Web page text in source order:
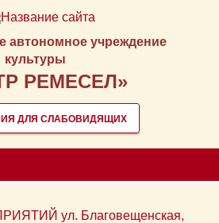
автономное учреждение
культуры
РЕМЕСЕЛ»
ДЛЯ СЛАБОВИДЯЩИХ
ул. Благовещенская,